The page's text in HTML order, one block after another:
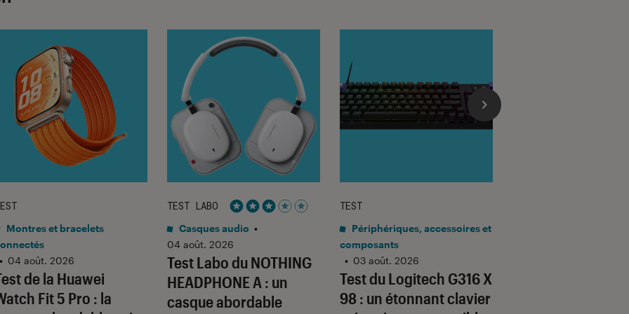
de la Huawei
Fit 5 Pro : la
Montres et bracelets
• 04 août. 2026
Test Labo du NOTHING
HEADPHONE A : un
casque abordable
TEST LABO
Noté 3 étoiles sur 5
Casques audio •
04 août. 2026
Test du Logitech G316 X
98 : un étonnant clavier
TEST
Périphériques, accessoires et
composants
• 03 août. 2026